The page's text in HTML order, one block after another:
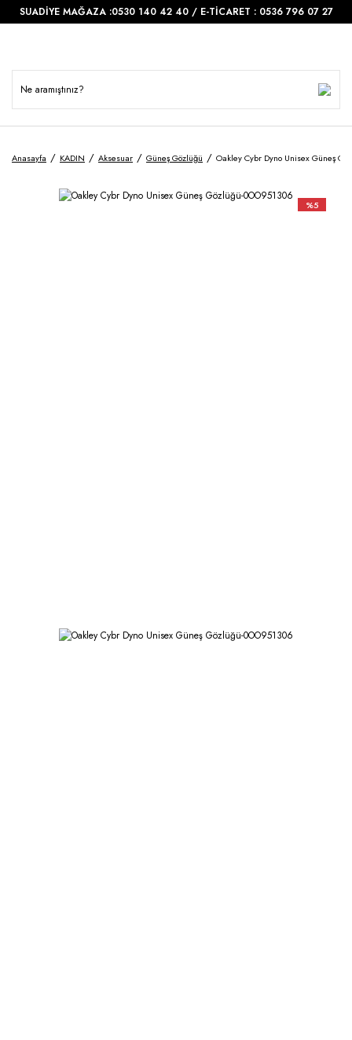
SUADİYE MAĞAZA :0530 140 42 40 / E-TİCARET : 0536 796 07 27
Anasayfa KADIN Aksesuar Güneş Gözlüğü Oakley Cybr Dyno Unisex Güneş
%5